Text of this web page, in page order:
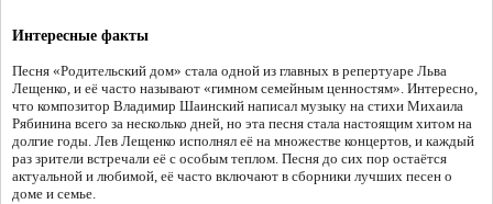
Интересные факты
Песня «Родительский дом» стала одной из главных в репертуаре Льва
Лещенко, и её часто называют «гимном семейным ценностям». Интересно,
что композитор Владимир Шаинский написал музыку на стихи Михаила
Рябинина всего за несколько дней, но эта песня стала настоящим хитом на
долгие годы. Лев Лещенко исполнял её на множестве концертов, и каждый
раз зрители встречали её с особым теплом. Песня до сих пор остаётся
актуальной и любимой, её часто включают в сборники лучших песен о
доме и семье.